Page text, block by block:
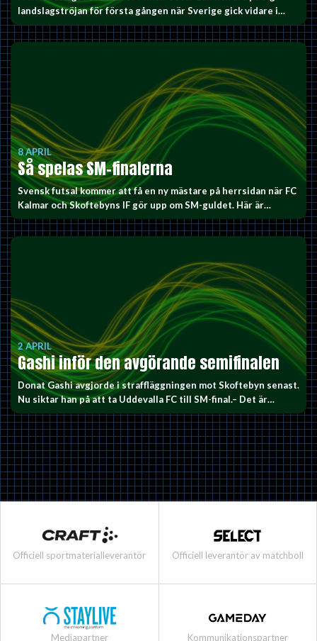
landslagströjan för första gången när Sverige gick vidare i…
8 APRIL
Så spelas SM-finalerna
Svensk futsal kommer att få en ny mästare på herrsidan när FC
Kalmar och Skoftebyns IF gör upp om SM-guldet. Här är…
2 APRIL
Gashi inför den avgörande semifinalen
Donat Gashi avgjorde i straffläggningen mot Skoftebyn senast.
Nu siktar han på att ta Uddevalla FC till SM-final.– Det är…
Officiell sportmaterialleverantör Officiell leverantör av matchboll
Mediapartner Kommunikationspartner